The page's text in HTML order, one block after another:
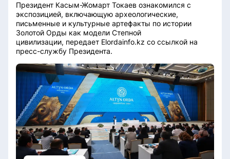
Президент Касым-Жомарт Токаев ознакомился с
экспозицией, включающую археологические,
письменные и культурные артефакты по истории
Золотой Орды как модели Степной
цивилизации, передает Elordainfo.kz со ссылкой на
пресс-службу Президента.